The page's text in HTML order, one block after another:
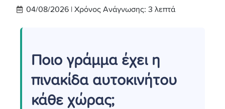
04/08/2026 | Χρόνος Ανάγνωσης: 3 λεπτά
Ποιο γράμμα έχει η
πινακίδα αυτοκινήτου
κάθε χώρας;